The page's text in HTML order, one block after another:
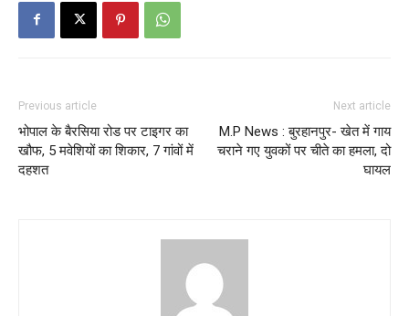
Previous article
भोपाल के बैरसिया रोड पर टाइगर का
खौफ, 5 मवेशियों का शिकार, 7 गांवों में
दहशत
Next article
M.P News : बुरहानपुर- खेत में गाय
चराने गए युवकों पर चीते का हमला, दो
घायल